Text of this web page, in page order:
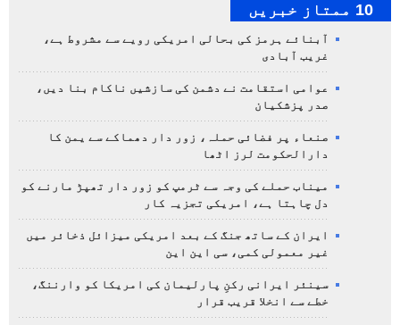
10 ممتاز خبریں
آبنائے ہرمز کی بحالی امریکی رویے سے مشروط ہے،
غریب آبادی
عوامی استقامت نے دشمن کی سازشیں ناکام بنا دیں،
صدر پزشکیان
صنعاء پر فضائی حملہ، زور دار دھماکے سے یمن کا
دارالحکومت لرز اٹھا
میناب حملے کی وجہ سے ٹرمپ کو زور دار تھپڑ مارنے کو
دل چاہتا ہے، امریکی تجزیہ کار
ایران کے ساتھ جنگ کے بعد امریکی میزائل ذخائر میں
غیر معمولی کمی، سی این این
سینئر ایرانی رکنِ پارلیمان کی امریکا کو وارننگ،
خطے سے انخلا قریب قرار